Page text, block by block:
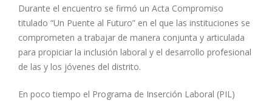
Durante el encuentro se firmó un Acta Compromiso
titulado “Un Puente al Futuro” en el que las instituciones se
comprometen a trabajar de manera conjunta y articulada
para propiciar la inclusión laboral y el desarrollo profesional
de las y los jóvenes del distrito.
En poco tiempo el Programa de Inserción Laboral (PIL)